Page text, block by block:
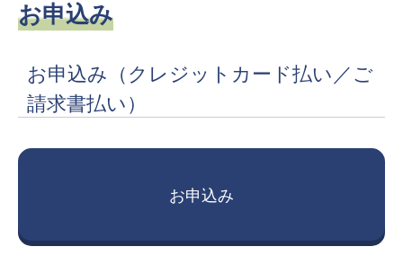
お申込み
お申込み （クレジットカード払い／ご
請求書払い）
お申込み